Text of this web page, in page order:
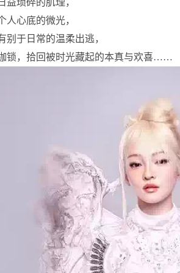
益琐碎的肌理，
人心底的微光，
别于日常的温柔出逃，
锁，拾回被时光藏起的本真与欢喜……